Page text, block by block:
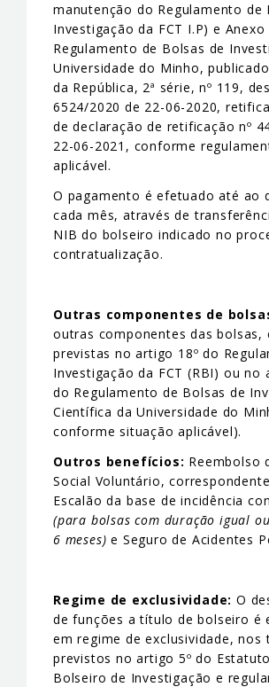
manutenção do Regulamento de
Investigação da FCT I.P) e
Regulamento de Bolsas de
Universidade do Minho,
da República, 2ª série, nº 119,
6524/2020 de 22-06-2020,
de declaração de retificação nº
22-06-2021, conforme
aplicável.
O pagamento é efetuado até ao
cada mês, através de
NIB do bolseiro indicado no
contratualização.
Outras componentes de
outras componentes das bolsas,
previstas no artigo 18º do
Investigação da FCT (RBI) ou no
do Regulamento de Bolsas de
Científica da Universidade do
conforme situação aplicável).
Outros benefícios: Reembolso
Social Voluntário,
Escalão da base de incidência
(para bolsas com duração igual
6 meses) e Seguro de Acidentes
Regime de exclusividade: O
de funções a título de bolseiro é
em regime de exclusividade, nos
previstos no artigo 5º do
Bolseiro de Investigação e